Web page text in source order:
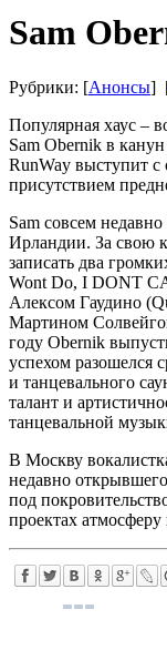
Sam
Рубрики: [Анонсы]
Популярная хаус –
Sam Obernik в
RunWay выступит
присутствием
Sam совсем
Ирландии. За свою
записать два
Wont Do, I DONT
Алексом Гаудино
Мартином
году Obernik
успехом разошелся
и танцевального
талант и
танцевальной
В Москву
недавно
под
проектах атмосферу